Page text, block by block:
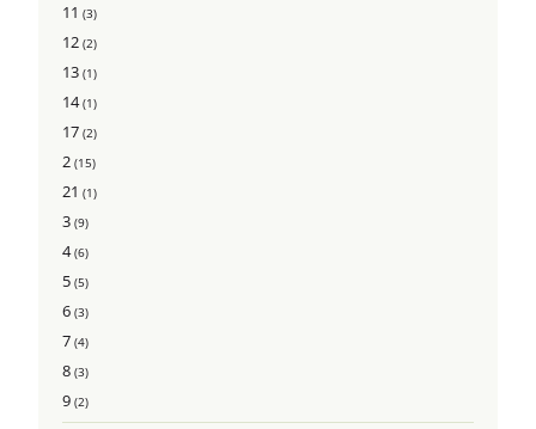
11(3)
12(2)
13(1)
14(1)
17(2)
2(15)
21(1)
3(9)
4(6)
5(5)
6(3)
7(4)
8(3)
9(2)